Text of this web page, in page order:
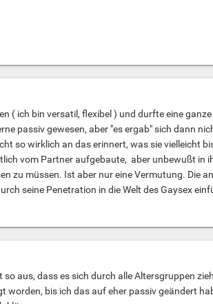
( ich bin versatil, flexibel ) und durfte eine
passiv gewesen, aber "es ergab" sich dann
so wirklich an das erinnert, was sie vielleicht
vom Partner aufgebaute, aber unbewußt in
zu müssen. Ist aber nur eine Vermutung. Die
seine Penetration in die Welt des Gaysex
so aus, dass es sich durch alle Altersgruppen
worden, bis ich das auf eher passiv geändert